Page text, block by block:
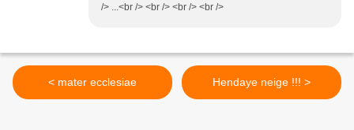
/> ...<br /> <br /> <br /> <br />
< mater ecclesiae Hendaye neige !!! >